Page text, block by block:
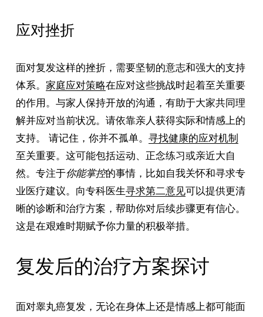
应对挫折
面对复发这样的挫折，需要坚韧的意志和强大的支持
体系。 家庭应对策略在应对这些挑战时起着至关重要
的作用。与家人保持开放的沟通，有助于大家共同理
解并应对当前状况。请依靠亲人获得实际和情感上的
支持。 请记住，你并不孤单。 寻找健康的应对机制
至关重要。这可能包括运动、正念练习或亲近大自
然。专注于你能掌控的事情，比如自我关怀和寻求专
业医疗建议。向专科医生寻求第二意见可以提供更清
晰的诊断和治疗方案，帮助你对后续步骤更有信心。
这是在艰难时期赋予你力量的积极举措。
复发后的治疗方案探讨
面对睾丸癌复发，无论在身体上还是情感上都可能面